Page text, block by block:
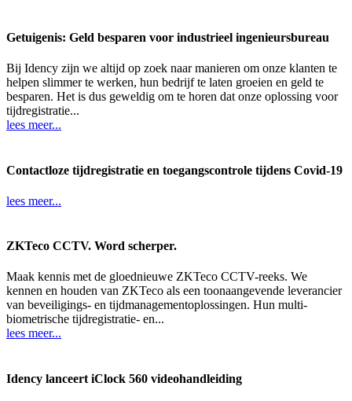
Getuigenis: Geld besparen voor industrieel ingenieursbureau
Bij Idency zijn we altijd op zoek naar manieren om onze klanten te
helpen slimmer te werken, hun bedrijf te laten groeien en geld te
besparen. Het is dus geweldig om te horen dat onze oplossing voor
tijdregistratie...
lees meer...
Contactloze tijdregistratie en toegangscontrole tijdens Covid-19
lees meer...
ZKTeco CCTV. Word scherper.
Maak kennis met de gloednieuwe ZKTeco CCTV-reeks. We
kennen en houden van ZKTeco als een toonaangevende leverancier
van beveiligings- en tijdmanagementoplossingen. Hun multi-
biometrische tijdregistratie- en...
lees meer...
Idency lanceert iClock 560 videohandleiding